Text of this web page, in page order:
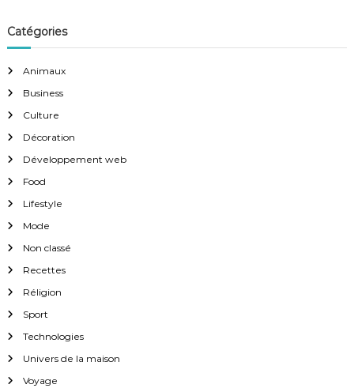
Catégories
Animaux
Business
Culture
Décoration
Développement web
Food
Lifestyle
Mode
Non classé
Recettes
Réligion
Sport
Technologies
Univers de la maison
Voyage